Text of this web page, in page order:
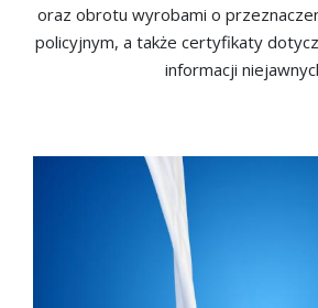
oraz obrotu wyrobami o
policyjnym, a także certyfikaty
informacji